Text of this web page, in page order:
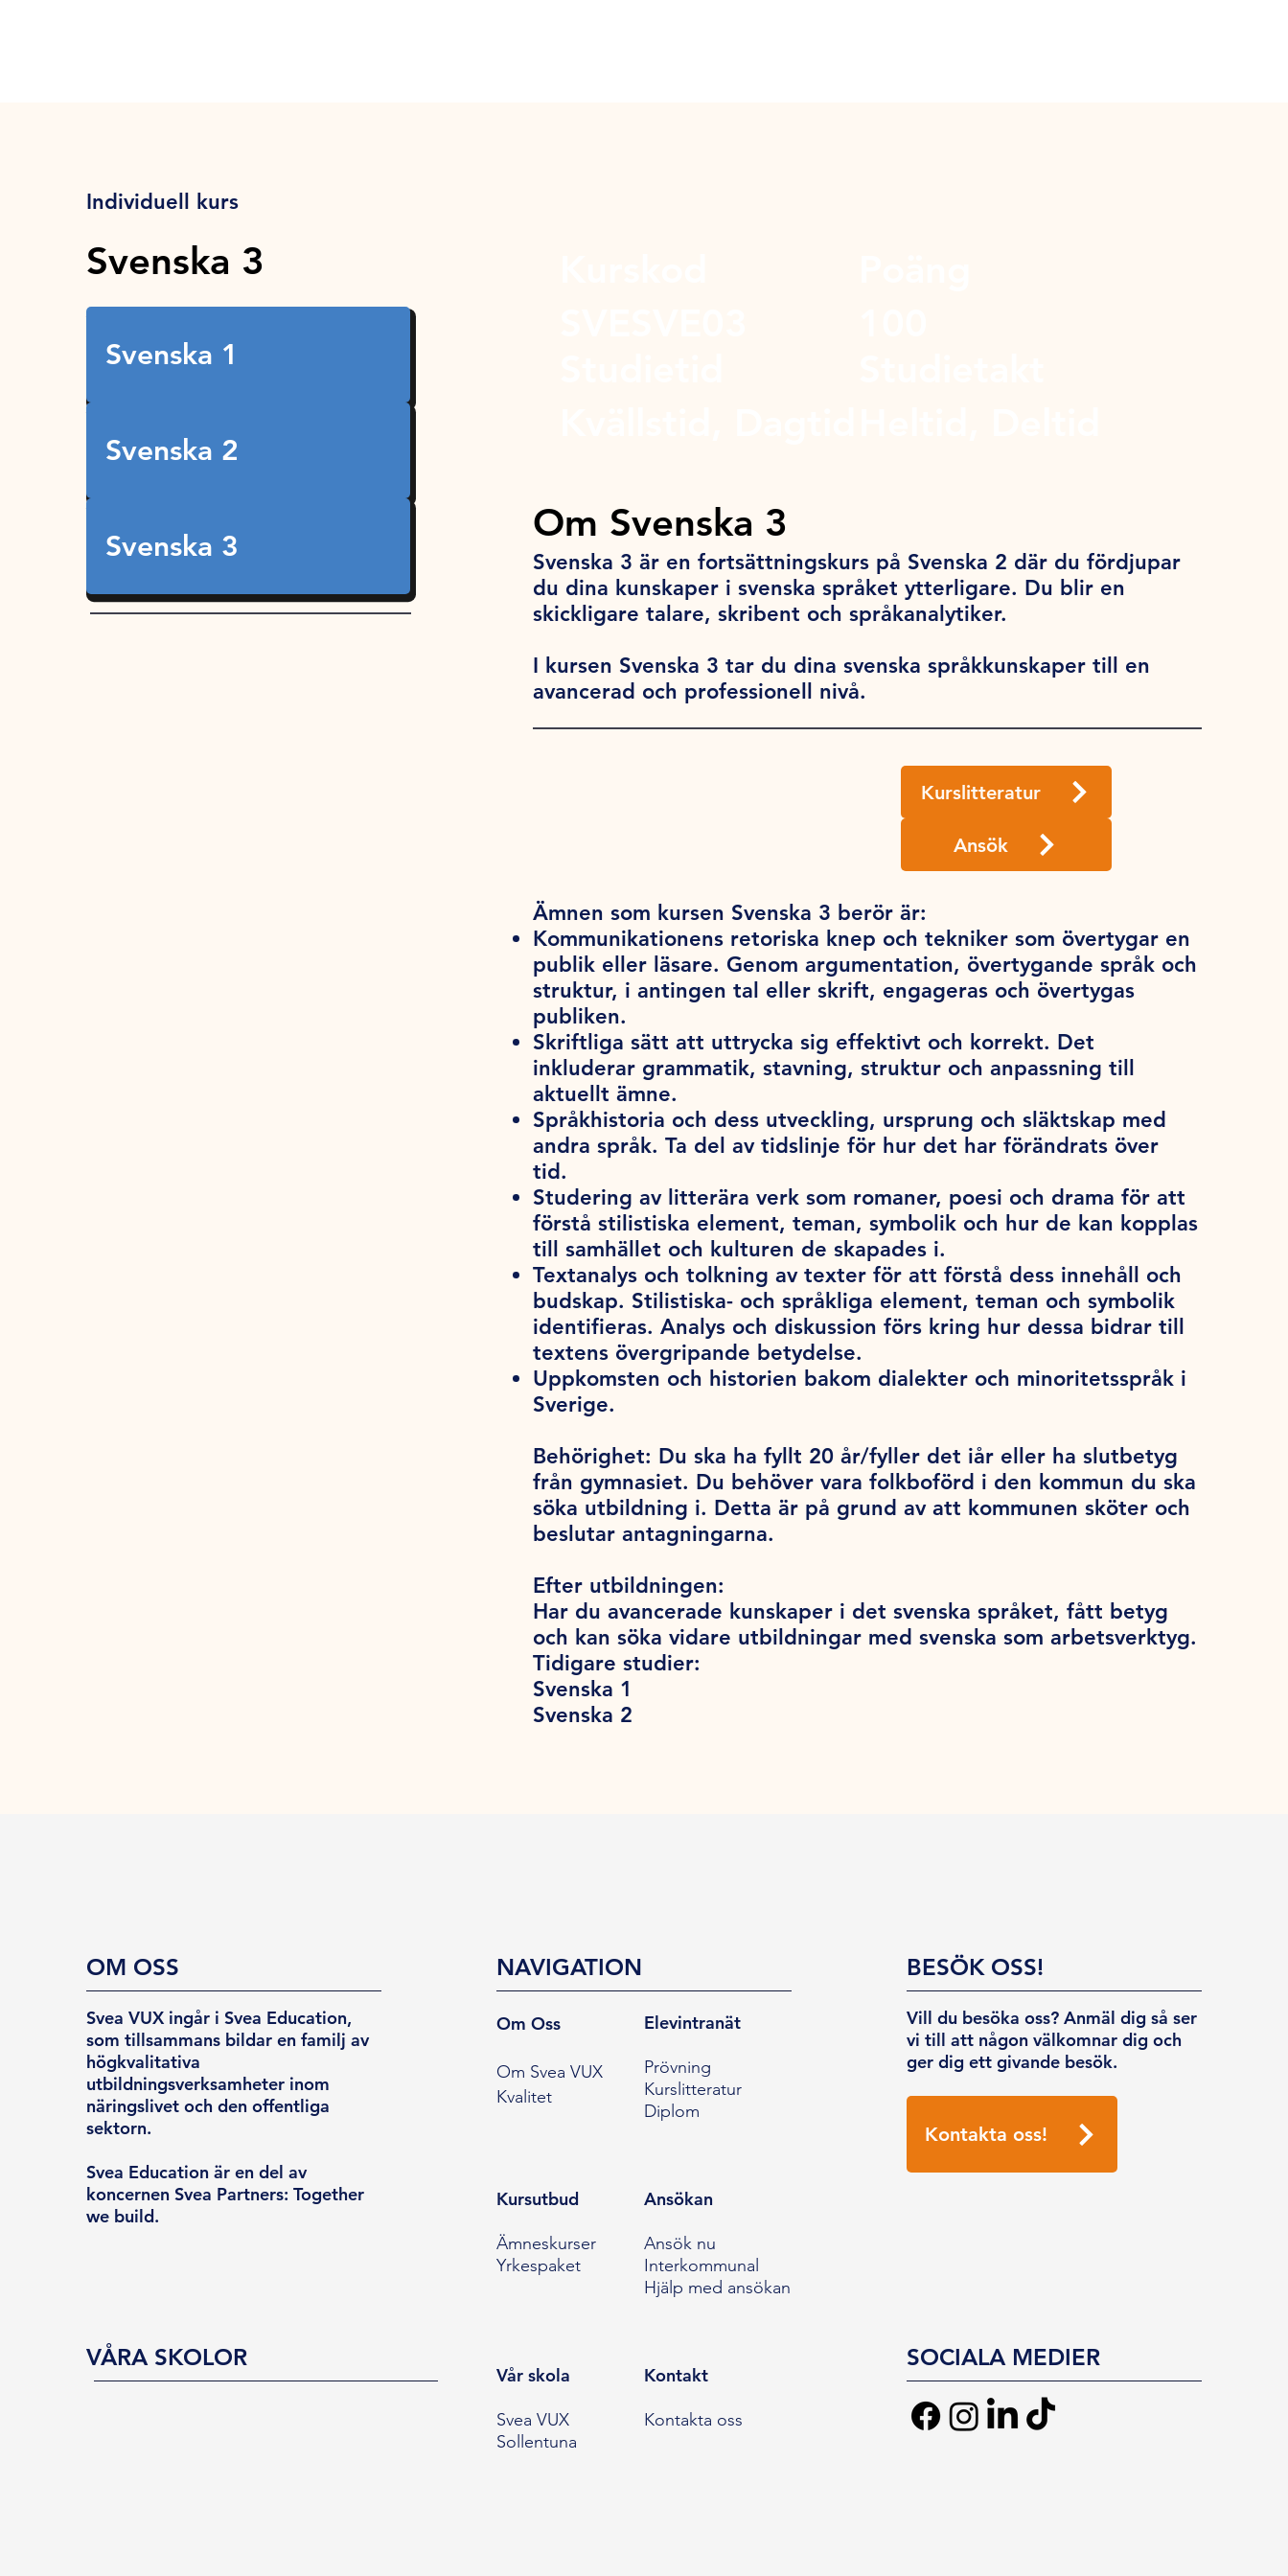
Individuell kurs
Svenska 3
Svenska 1
Svenska 2
Svenska 3
Om Svenska 3
Svenska 3 är en fortsättningskurs på Svenska 2 där du fördjupar
du dina kunskaper i svenska språket ytterligare. Du blir en
skickligare talare, skribent och språkanalytiker.
I kursen Svenska 3 tar du dina svenska språkkunskaper till en
avancerad och professionell nivå.
Kurslitteratur
Ansök
Ämnen som kursen Svenska 3 berör är:
Kommunikationens retoriska knep och tekniker som övertygar en
publik eller läsare. Genom argumentation, övertygande språk och
struktur, i antingen tal eller skrift, engageras och övertygas
publiken.
Skriftliga sätt att uttrycka sig effektivt och korrekt. Det
inkluderar grammatik, stavning, struktur och anpassning till
aktuellt ämne.
Språkhistoria och dess utveckling, ursprung och släktskap med
andra språk. Ta del av tidslinje för hur det har förändrats över
tid.
Studering av litterära verk som romaner, poesi och drama för att
förstå stilistiska element, teman, symbolik och hur de kan kopplas
till samhället och kulturen de skapades i.
Textanalys och tolkning av texter för att förstå dess innehåll och
budskap. Stilistiska- och språkliga element, teman och symbolik
identifieras. Analys och diskussion förs kring hur dessa bidrar till
textens övergripande betydelse.
Uppkomsten och historien bakom dialekter och minoritetsspråk i
Sverige.
Behörighet: Du ska ha fyllt 20 år/fyller det iår eller ha slutbetyg
från gymnasiet. Du behöver vara folkboförd i den kommun du ska
söka utbildning i. Detta är på grund av att kommunen sköter och
beslutar antagningarna.
Efter utbildningen:
Har du avancerade kunskaper i det svenska språket, fått betyg
och kan söka vidare utbildningar med svenska som arbetsverktyg.
Tidigare studier:
Svenska 1
Svenska 2
OM OSS
Svea VUX ingår i Svea Education,
som tillsammans bildar en familj av
högkvalitativa
utbildningsverksamheter inom
näringslivet och den offentliga
sektorn.
Svea Education är en del av
koncernen Svea Partners: Together
we build.
VÅRA SKOLOR
NAVIGATION
Om Oss
Om Svea VUX
Kvalitet
Elevintranät
Prövning
Kurslitteratur
Diplom
Kursutbud
Ämneskurser
Yrkespaket
Ansökan
Ansök nu
Interkommunal
Hjälp med ansökan
Vår skola
Svea VUX
Sollentuna
Kontakt
Kontakta oss
BESÖK OSS!
Vill du besöka oss? Anmäl dig så ser
vi till att någon välkomnar dig och
ger dig ett givande besök.
Kontakta oss!
SOCIALA MEDIER